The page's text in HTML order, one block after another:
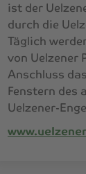
ist der
durch die
Täglich
von Uelzener
Anschluss
Fenstern des
Uelzener-